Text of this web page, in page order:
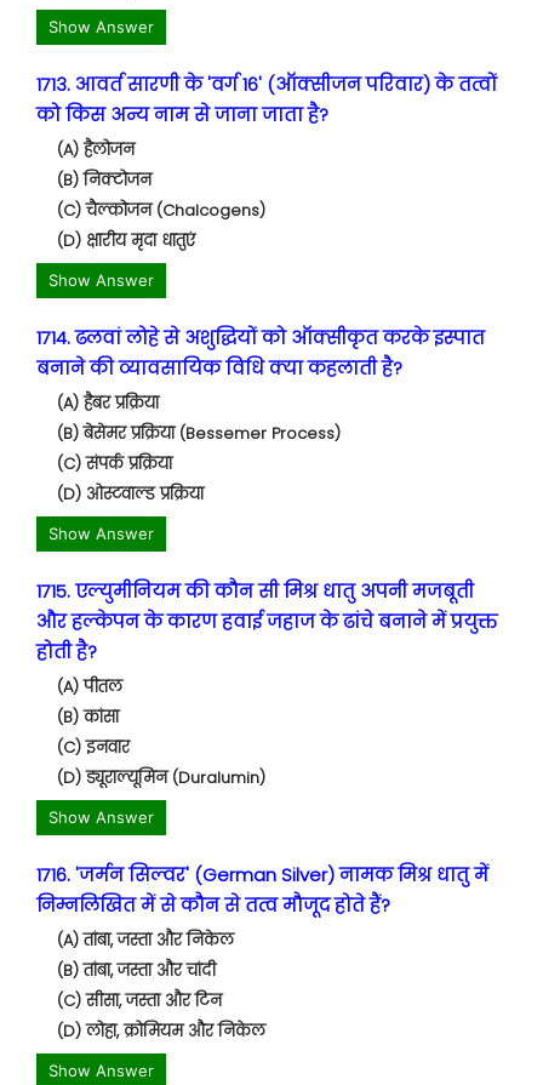
Show Answer
1713. आवर्त सारणी के 'वर्ग 16' (ऑक्सीजन परिवार) के तत्वों
को किस अन्य नाम से जाना जाता है?
(A) हैलोजन
(B) निक्टोजन
(C) चैल्कोजन (Chalcogens)
(D) क्षारीय मृदा धातुएं
Show Answer
1714. ढलवां लोहे से अशुद्धियों को ऑक्सीकृत करके इस्पात
बनाने की व्यावसायिक विधि क्या कहलाती है?
(A) हैबर प्रक्रिया
(B) बेसेमर प्रक्रिया (Bessemer Process)
(C) संपर्क प्रक्रिया
(D) ओस्टवाल्ड प्रक्रिया
Show Answer
1715. एल्युमीनियम की कौन सी मिश्र धातु अपनी मजबूती
और हल्केपन के कारण हवाई जहाज के ढांचे बनाने में प्रयुक्त
होती है?
(A) पीतल
(B) कांसा
(C) इनवार
(D) ड्यूराल्यूमिन (Duralumin)
Show Answer
1716. 'जर्मन सिल्वर' (German Silver) नामक मिश्र धातु में
निम्नलिखित में से कौन से तत्व मौजूद होते हैं?
(A) तांबा, जस्ता और निकेल
(B) तांबा, जस्ता और चांदी
(C) सीसा, जस्ता और टिन
(D) लोहा, क्रोमियम और निकेल
Show Answer